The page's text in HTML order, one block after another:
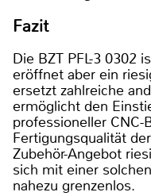
Fazit
Die BZT PFL-3 0302
eröffnet aber ein
ersetzt zahlreiche
ermöglicht den
professioneller CNC-
Fertigungsqualität
Zubehör-Angebot
sich mit einer
nahezu grenzenlos.